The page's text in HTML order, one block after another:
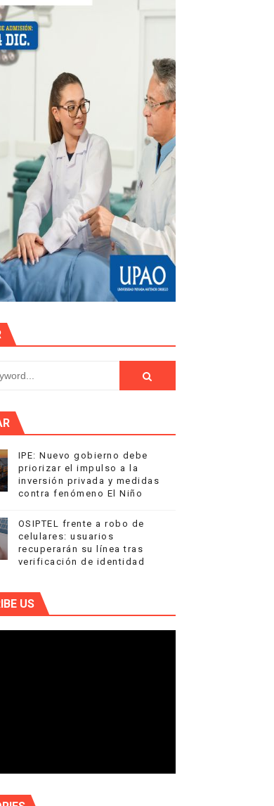
DE SEGURIDAD
Checa tu señal
EL SORTEO POR FIESTAS PATRIAS DE
DEUDAS ELÉCTRICAS
2026
IPE: Nuevo gobierno debe
priorizar el impulso a la
inversión privada y medidas
contra fenómeno El Niño
OSIPTEL frente a robo de
celulares: usuarios
recuperarán su línea tras
verificación de identidad
US